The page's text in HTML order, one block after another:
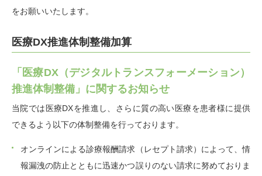
をお願いいたします。
医療DX推進体制整備加算
「医療DX（デジタルトランスフォーメーション）
推進体制整備」に関するお知らせ
当院では医療DXを推進し、さらに質の高い医療を患者様に提供
できるよう以下の体制整備を行っております。
オンラインによる診療報酬請求（レセプト請求）によって、情
報漏洩の防止とともに迅速かつ誤りのない請求に努めておりま